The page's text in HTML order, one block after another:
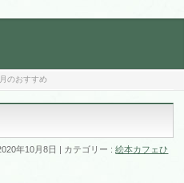
のおすすめ
年10月8日 カテゴリー :絵本カフェひ